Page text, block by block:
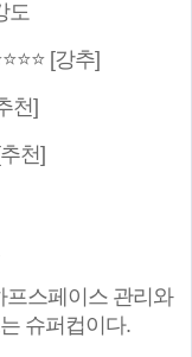
도
[강추]
천]
천]
프스페이스 관리와
슈퍼컵이다.